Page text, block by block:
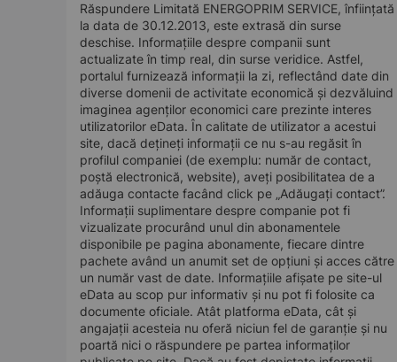
Răspundere Limitată ENERGOPRIM SERVICE, înființată
la data de 30.12.2013, este extrasă din surse
deschise. Informațiile despre companii sunt
actualizate în timp real, din surse veridice. Astfel,
portalul furnizează informații la zi, reflectând date din
diverse domenii de activitate economică și dezvăluind
imaginea agenților economici care prezinte interes
utilizatorilor eData. În calitate de utilizator a acestui
site, dacă dețineți informații ce nu s-au regăsit în
profilul companiei (de exemplu: număr de contact,
poștă electronică, website), aveți posibilitatea de a
adăuga contacte facând click pe „Adăugați contact”.
Informații suplimentare despre companie pot fi
vizualizate procurând unul din abonamentele
disponibile pe pagina abonamente, fiecare dintre
pachete având un anumit set de opțiuni și acces către
un număr vast de date. Informațiile afișate pe site-ul
eData au scop pur informativ și nu pot fi folosite ca
documente oficiale. Atât platforma eData, cât și
angajații acesteia nu oferă niciun fel de garanție și nu
poartă nici o răspundere pe partea informaților